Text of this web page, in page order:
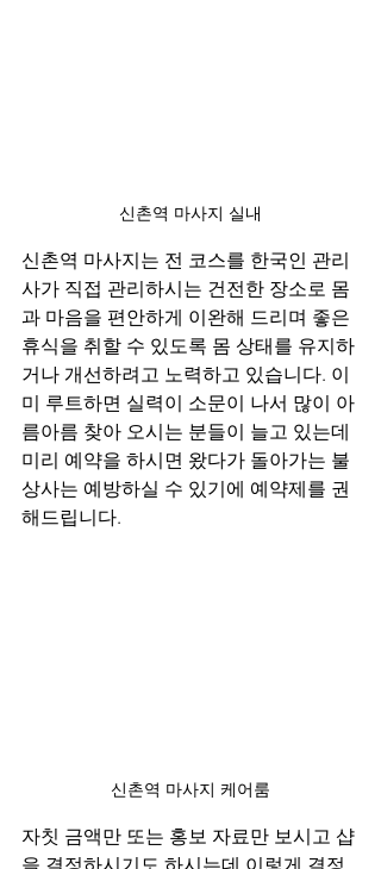
신촌역 마사지 실내
신촌역 마사지는 전 코스를 한국인 관리
사가 직접 관리하시는 건전한 장소로 몸
과 마음을 편안하게 이완해 드리며 좋은
휴식을 취할 수 있도록 몸 상태를 유지하
거나 개선하려고 노력하고 있습니다. 이
미 루트하면 실력이 소문이 나서 많이 아
름아름 찾아 오시는 분들이 늘고 있는데
미리 예약을 하시면 왔다가 돌아가는 불
상사는 예방하실 수 있기에 예약제를 권
해드립니다.
신촌역 마사지 케어룸
자칫 금액만 또는 홍보 자료만 보시고 샵
을 결정하시기도 하시는데 이렇게 결정